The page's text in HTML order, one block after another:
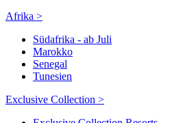
Afrika >
Südafrika - ab Juli
Marokko
Senegal
Tunesien
Exclusive Collection >